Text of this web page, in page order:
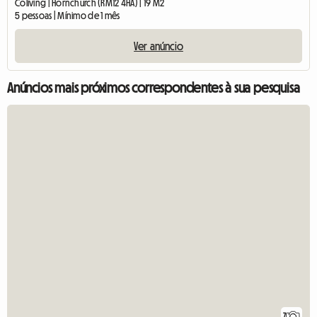
Coliving | Hornchurch (RM12 4HA) | 19 M2
5 pessoas | Mínimo de 1 mês
Ver anúncio
Anúncios mais próximos correspondentes à sua pesquisa